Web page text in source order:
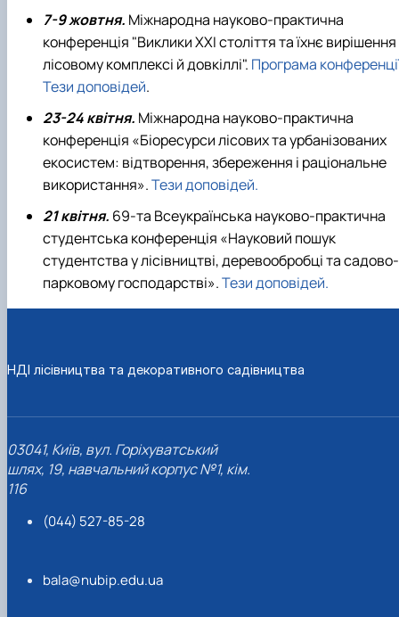
7-9 жовтня. Міжнародна науково-практична
конференція "Виклики XXI століття та їхнє вирішення
лісовому комплексі й довкіллі". Програма
Тези доповідей.
23-24 квітня. Міжнародна науково-практична
конференція «Біоресурси лісових та урбанізованих
екосистем: відтворення, збереження і раціональне
використання».Тези доповідей.
21 квітня. 69-та Всеукраїнська науково-практична
студентська конференція «Науковий пошук
студентства у лісівництві, деревообробці та садово-
парковому господарстві».Тези доповідей.
НДІ лісівництва та декоративного садівництва
03041, Київ, вул. Горіхуватський
шлях, 19, навчальний корпус №1, кім.
116
(044) 527-85-28
bala@nubip.edu.ua